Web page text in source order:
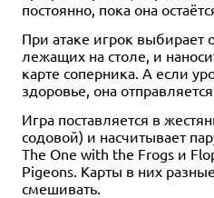
постоянно, пока она
При атаке игрок выбирает
лежащих на столе, и
карте соперника. А если
здоровье, она отправляется
Игра поставляется в
содовой) и насчитывает
The One with the Frogs и
Pigeons. Карты в них
смешивать.